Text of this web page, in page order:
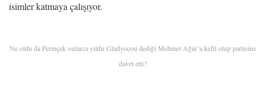
isimler katmaya çalışıyor.
Ne oldu da Perinçek onlarca yıldır Gladyocou dediği Mehmet Ağar’a kefil olup partisine
davet etti?